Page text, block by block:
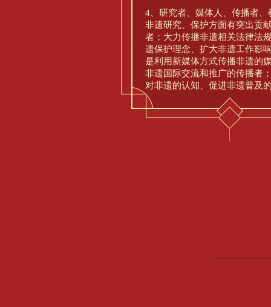
4、研究者、媒体人、传播者、
非遗研究、保护方面有突出贡
者；大力传播非遗相关法律法
遗保护理念、扩大非遗工作影
是利用新媒体方式传播非遗的
非遗国际交流和推广的传播者
对非遗的认知、促进非遗普及